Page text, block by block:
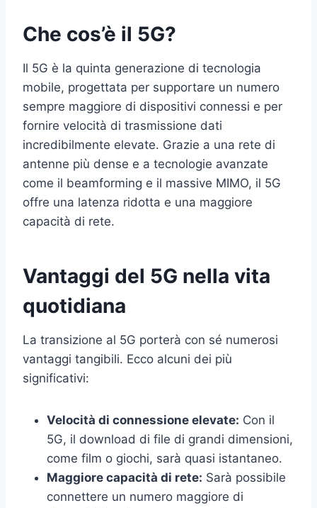
Che cos’è il 5G?
Il 5G è la quinta generazione di tecnologia
mobile, progettata per supportare un numero
sempre maggiore di dispositivi connessi e per
fornire velocità di trasmissione dati
incredibilmente elevate. Grazie a una rete di
antenne più dense e a tecnologie avanzate
come il beamforming e il massive MIMO, il 5G
offre una latenza ridotta e una maggiore
capacità di rete.
Vantaggi del 5G nella vita
quotidiana
La transizione al 5G porterà con sé numerosi
vantaggi tangibili. Ecco alcuni dei più
significativi:
Velocità di connessione elevate: Con il
5G, il download di file di grandi dimensioni,
come film o giochi, sarà quasi istantaneo.
Maggiore capacità di rete: Sarà possibile
connettere un numero maggiore di